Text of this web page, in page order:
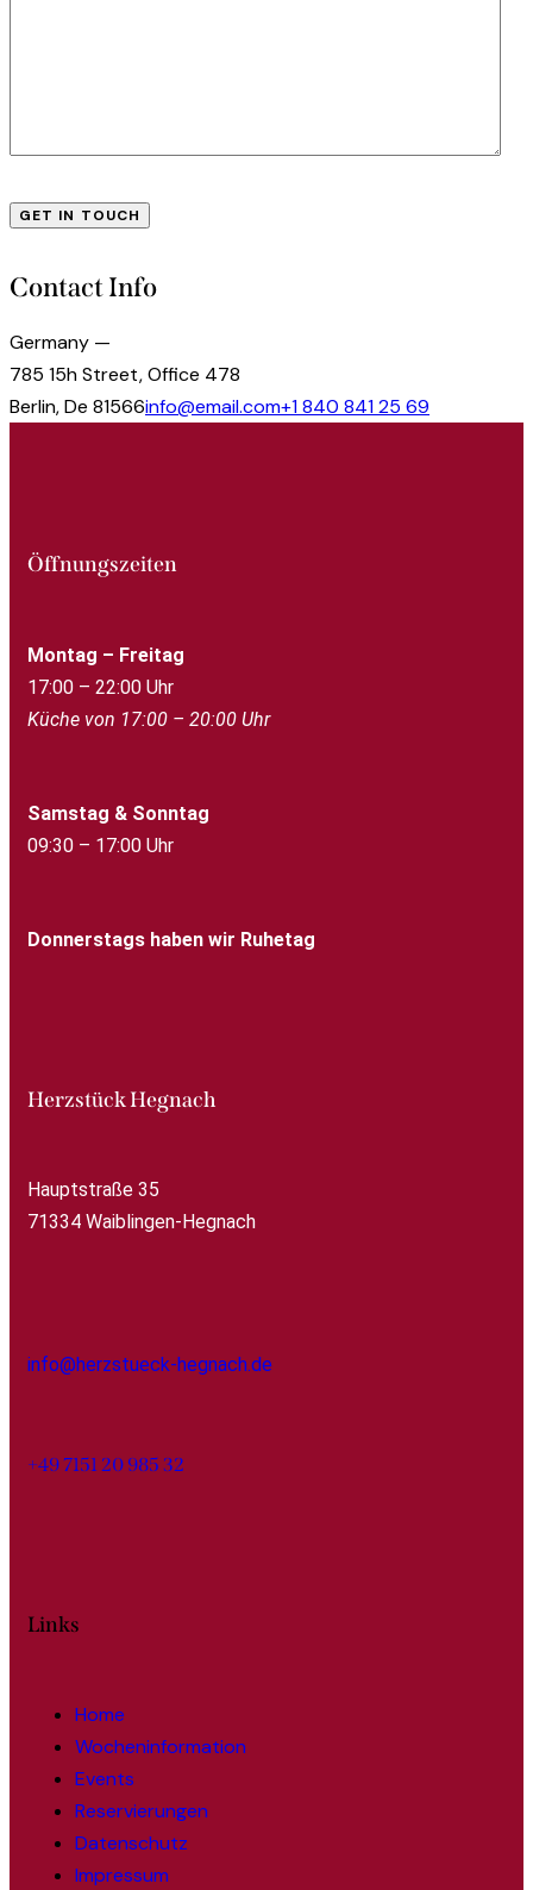
Contact Info
Germany —
785 15h Street, Office 478
Berlin, De 81566info@email.com+1 840 841 25 69
Öffnungszeiten
Montag – Freitag
17:00 – 22:00 Uhr
Küche von 17:00 – 20:00 Uhr
Samstag & Sonntag
09:30 – 17:00 Uhr
Donnerstags haben wir Ruhetag
Herzstück Hegnach
Hauptstraße 35
71334 Waiblingen-Hegnach
info@herzstueck-hegnach.de
+49 7151 20 985 32
Links
Home
Wocheninformation
Events
Reservierungen
Datenschutz
Impressum